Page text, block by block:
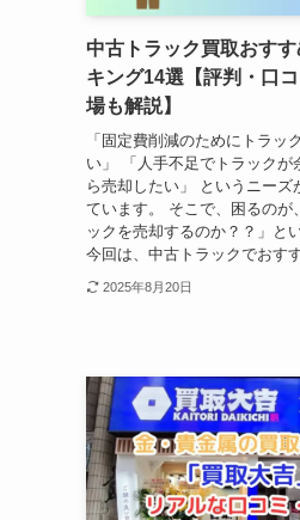
中古トラック買取おす
キング14選【評判・口
場も解説】
「固定費削減のためにトラッ
い」 「人手不足でトラックが
ら売却したい」 というニーズ
ています。 そこで、困るのが
ックを売却するのか？？」と
今回は、中古トラックでおす
2025年8月20日